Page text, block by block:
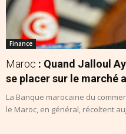
Finance
Maroc : Quand Jalloul
se placer sur le marché
La Banque marocaine du
le Maroc, en général, récoltent